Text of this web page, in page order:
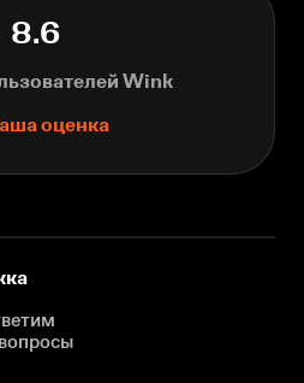
8.6
Wink
оценка